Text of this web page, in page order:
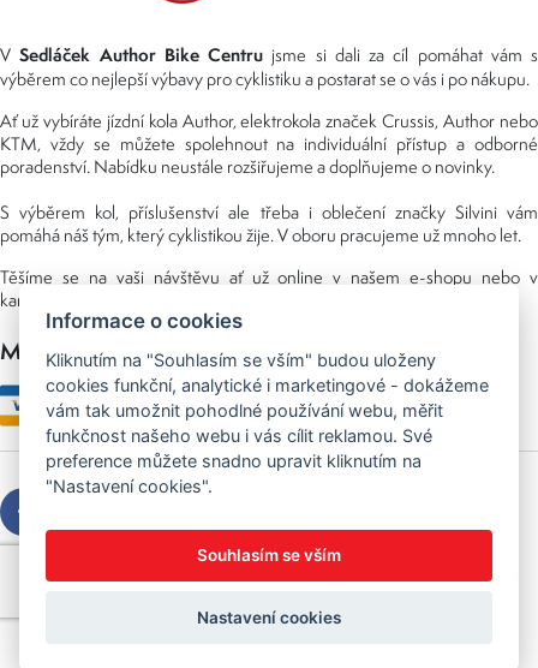
VSedláček Author Bike Centru jsme si dali za cíl pomáhat vám s
výběrem co nejlepší výbavy pro cyklistiku a postarat se o vás i po nákupu.
Ať už vybíráte jízdní kola Author, elektrokola značek Crussis, Author nebo
KTM, vždy se můžete spolehnout na individuální přístup a odborné
poradenství. Nabídku neustále rozšiřujeme a doplňujeme o novinky.
S výběrem kol, příslušenství ale třeba i oblečení značky Silvini vám
pomáhá náš tým, který cyklistikou žije. V oboru pracujeme už mnoho let.
Těšíme se na vaši návštěvu ať už online v našem e-shopu nebo v
kamenné prodejně, kterou najdete v NS (nákupní středisko) URAN.
Možnosti platby
Copyright © 2026 Sedláček s.r.o.
Created byOLC Webdesign
Informace o cookies
Kliknutím na "Souhlasím se vším" budou uloženy
cookies funkční, analytické i marketingové - dokážeme
vám tak umožnit pohodlné používání webu, měřit
funkčnost našeho webu i vás cílit reklamou. Své
preference můžete snadno upravit kliknutím na
"Nastavení cookies".
Souhlasím se vším
Nastavení cookies